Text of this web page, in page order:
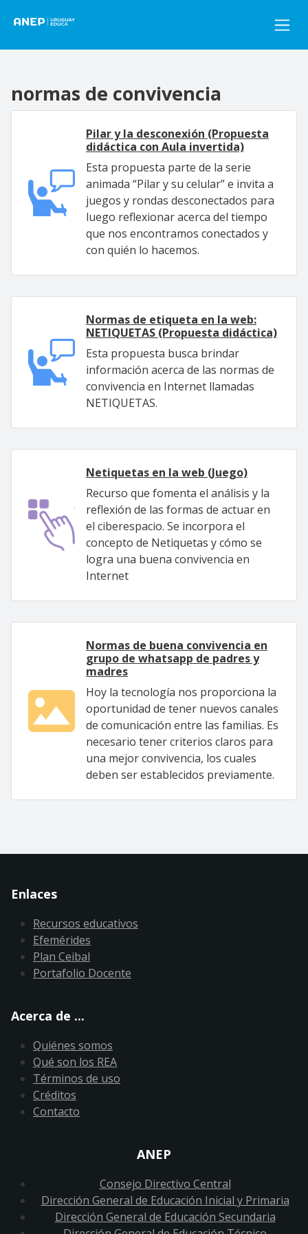
normas de convivencia
Pilar y la desconexión (Propuesta
didáctica con Aula invertida)
Esta propuesta parte de la serie
animada “Pilar y su celular” e invita a
juegos y rondas desconectados para
luego reflexionar acerca del tiempo
que nos encontramos conectados y
con quién lo hacemos.
Normas de etiqueta en la web:
NETIQUETAS (Propuesta didáctica)
Esta propuesta busca brindar
información acerca de las normas de
convivencia en Internet llamadas
NETIQUETAS.
Netiquetas en la web (Juego)
Recurso que fomenta el análisis y la
reflexión de las formas de actuar en
el ciberespacio. Se incorpora el
concepto de Netiquetas y cómo se
logra una buena convivencia en
Internet
Normas de buena convivencia en
grupo de whatsapp de padres y
madres
Hoy la tecnología nos proporciona la
oportunidad de tener nuevos canales
de comunicación entre las familias. Es
necesario tener criterios claros para
una mejor convivencia, los cuales
deben ser establecidos previamente.
Enlaces
Recursos educativos
Efemérides
Plan Ceibal
Portafolio Docente
Acerca de ...
Quiénes somos
Qué son los REA
Términos de uso
Créditos
Contacto
ANEP
Consejo Directivo Central
Dirección General de Educación Inicial y Primaria
Dirección General de Educación Secundaria